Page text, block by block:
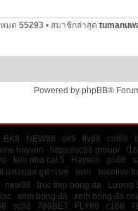
มด 55293• สมาชิกล่าสุด
Powered by phpBB®
BK8 NEW88 ok9 fly88 cm88
haywin https://sc88.group/
keo nha cai 5 Haywin go88
แทงบอล ยูฟ่าเบท iwin socolive
new88 truc tiep bong da Lương
xem bóng đá xem bóng đá
sc88 789BET FLY88 c168